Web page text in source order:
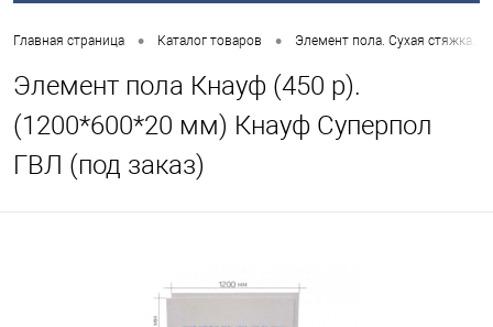
Главная страница • Каталог товаров • Элемент пола. Сухая стяжка.
Элемент пола Кнауф (450 р).
(1200*600*20 мм) Кнауф Суперпол
ГВЛ (под заказ)